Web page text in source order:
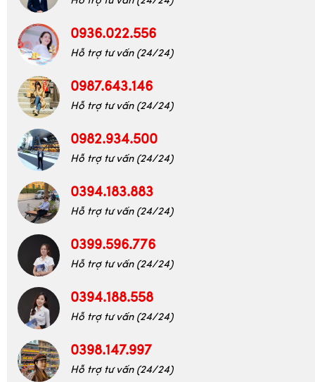
Hỗ trợ tư vấn (24/24)
0936.022.556
Hỗ trợ tư vấn (24/24)
0987.643.146
Hỗ trợ tư vấn (24/24)
0982.934.500
Hỗ trợ tư vấn (24/24)
0394.183.883
Hỗ trợ tư vấn (24/24)
0399.596.776
Hỗ trợ tư vấn (24/24)
0394.188.558
Hỗ trợ tư vấn (24/24)
0398.147.997
Hỗ trợ tư vấn (24/24)